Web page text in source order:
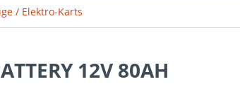
/ Elektro-Karts
12V 80AH